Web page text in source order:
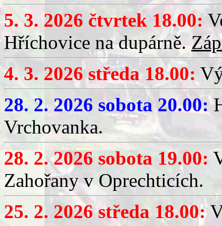
5. 3. 2026 čtvrtek 18.00:
Hříchovice na dupárně.
4. 3. 2026 středa 18.00:
28. 2. 2026 sobota 20.00:
Vrchovanka.
28. 2. 2026 sobota 19.00:
Zahořany v Oprechticích.
25. 2. 2026 středa 18.00: